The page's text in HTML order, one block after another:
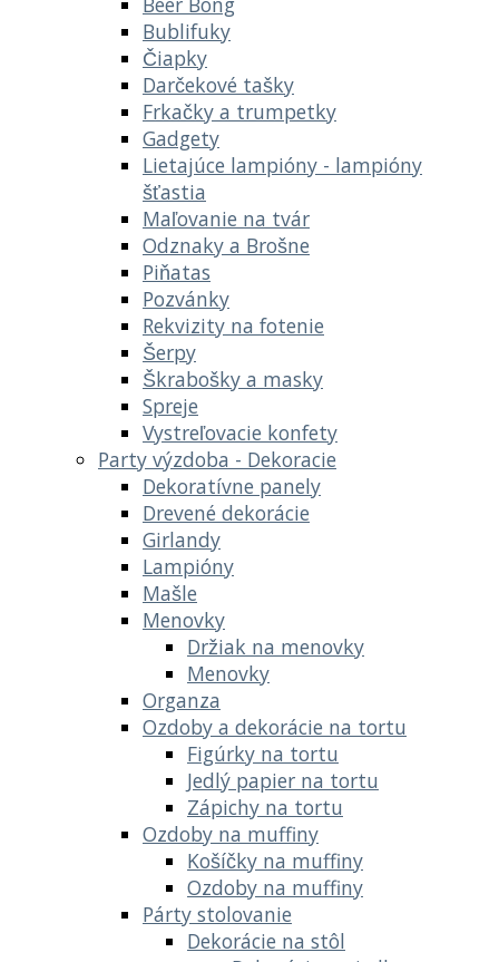
Bublifuky
Čiapky
Darčekové tašky
Frkačky a trumpetky
Gadgety
Lietajúce lampióny - lampióny
šťastia
Maľovanie na tvár
Odznaky a Brošne
Piňatas
Pozvánky
Rekvizity na fotenie
Šerpy
Škrabošky a masky
Spreje
Vystreľovacie konfety
Party výzdoba - Dekoracie
Dekoratívne panely
Drevené dekorácie
Girlandy
Lampióny
Mašle
Menovky
Držiak na menovky
Menovky
Organza
Ozdoby a dekorácie na tortu
Figúrky na tortu
Jedlý papier na tortu
Zápichy na tortu
Ozdoby na muffiny
Košíčky na muffiny
Ozdoby na muffiny
Párty stolovanie
Dekorácie na stôl